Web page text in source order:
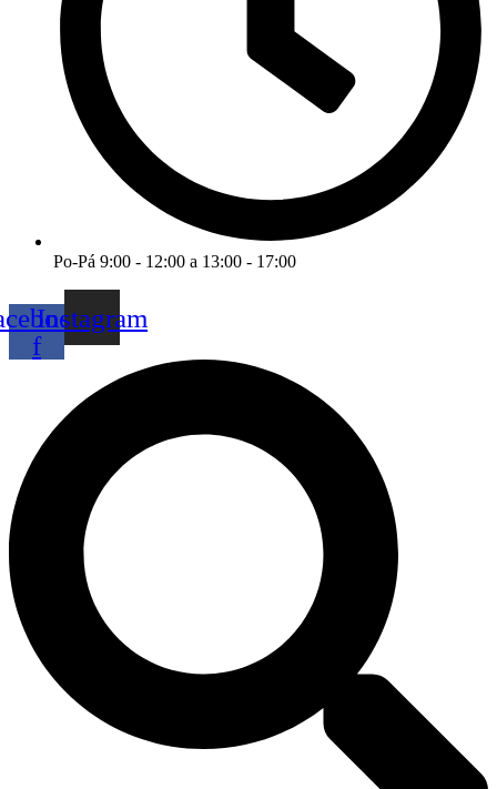
Po-Pá 9:00 - 12:00 a 13:00 - 17:00
f
Instagram